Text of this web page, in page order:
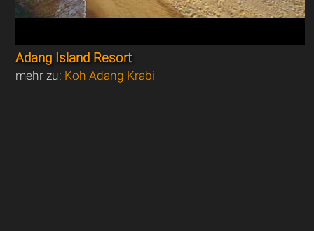
Adang Island Resort
mehr zu: Koh Adang Krabi